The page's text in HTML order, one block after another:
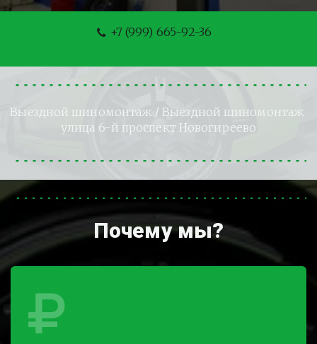
+7 (999) 665-92-36
Выездной шиномонтаж / Выездной шиномонтаж
улица 6-й проспект Новогиреево
Почему мы?